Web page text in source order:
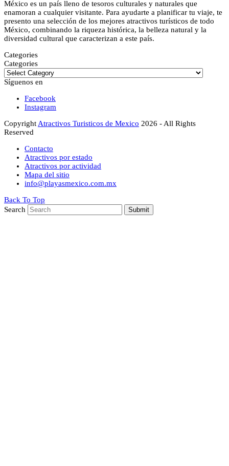
México es un país lleno de tesoros culturales y naturales que
enamoran a cualquier visitante. Para ayudarte a planificar tu viaje, te
presento una selección de los mejores atractivos turísticos de todo
México, combinando la riqueza histórica, la belleza natural y la
diversidad cultural que caracterizan a este país.
Categories
Categories
Síguenos en
Facebook
Instagram
CopyrightAtractivos Turisticos de Mexico 2026 - All Rights
Reserved
Contacto
Atractivos por estado
Atractivos por actividad
Mapa del sitio
info@playasmexico.com.mx
Back To Top
Search
Submit